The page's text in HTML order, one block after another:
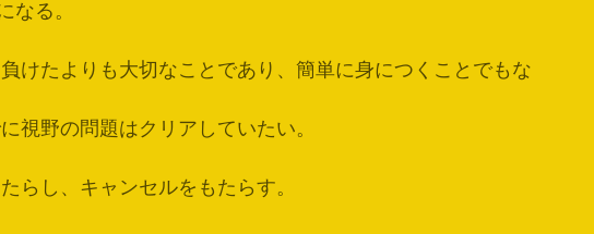
なる。
けたよりも大切なことであり、簡単に身につくことでもな
視野の問題はクリアしていたい。
らし、キャンセルをもたらす。